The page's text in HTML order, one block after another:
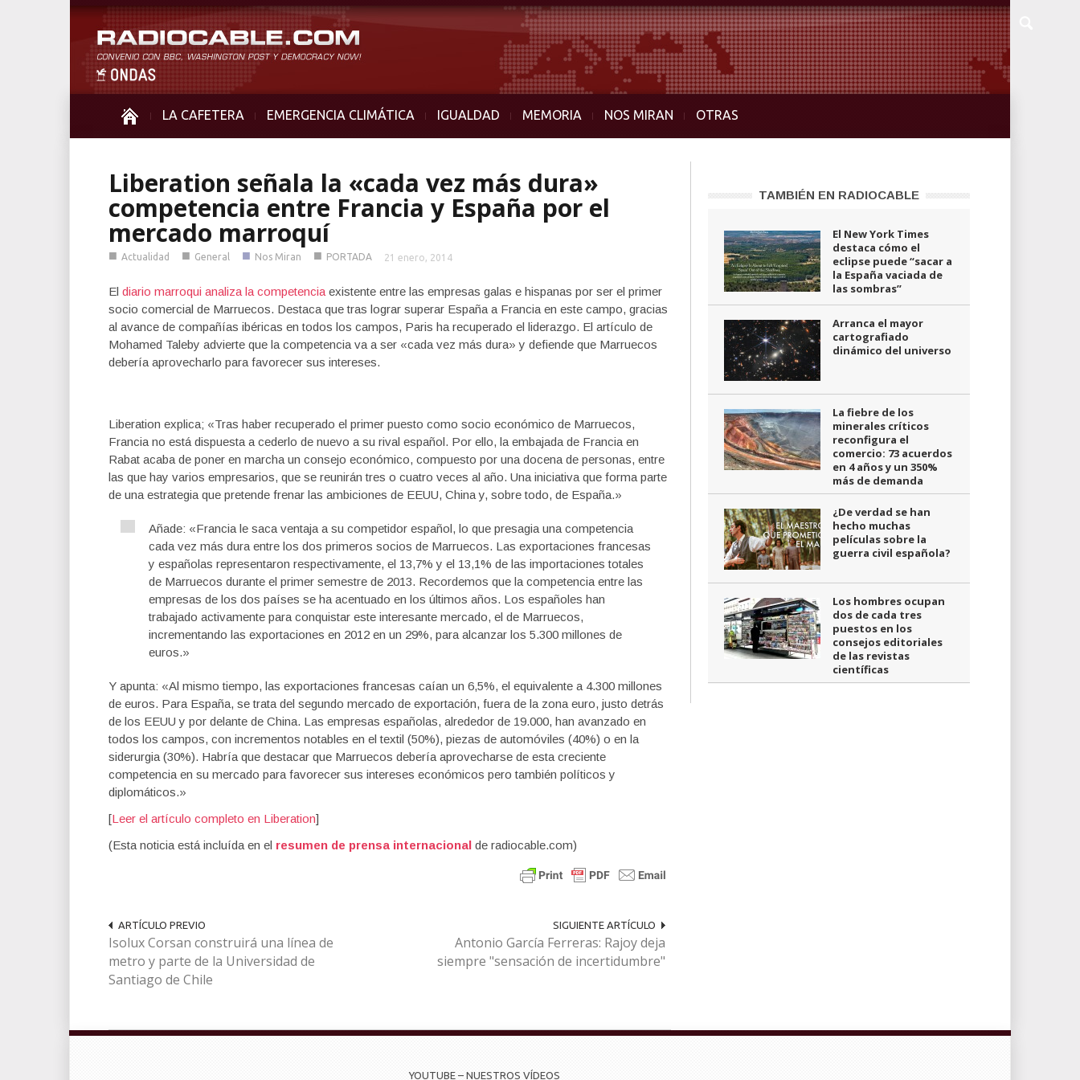
LA CAFETERA EMERGENCIA CLIMÁTICA IGUALDAD MEMORIA NOS MIRAN OTRAS
Liberation señala la «cada vez más dura»
competencia entre Francia y España por el
mercado marroquí
■ Actualidad ■ General ■ Nos Miran ■ PORTADA 21 enero, 2014
El diario marroqui analiza la competencia existente entre las empresas galas e hispanas por ser el primer
socio comercial de Marruecos. Destaca que tras lograr superar España a Francia en este campo, gracias
al avance de compañías ibéricas en todos los campos, Paris ha recuperado el liderazgo. El artículo de
Mohamed Taleby advierte que la competencia va a ser «cada vez más dura» y defiende que Marruecos
debería aprovecharlo para favorecer sus intereses.
Liberation explica; «Tras haber recuperado el primer puesto como socio económico de Marruecos,
Francia no está dispuesta a cederlo de nuevo a su rival español. Por ello, la embajada de Francia en
Rabat acaba de poner en marcha un consejo económico, compuesto por una docena de personas, entre
las que hay varios empresarios, que se reunirán tres o cuatro veces al año. Una iniciativa que forma parte
de una estrategia que pretende frenar las ambiciones de EEUU, China y, sobre todo, de España.»
Añade: «Francia le saca ventaja a su competidor español, lo que presagia una competencia
cada vez más dura entre los dos primeros socios de Marruecos. Las exportaciones francesas
y españolas representaron respectivamente, el 13,7% y el 13,1% de las importaciones totales
de Marruecos durante el primer semestre de 2013. Recordemos que la competencia entre las
empresas de los dos países se ha acentuado en los últimos años. Los españoles han
trabajado activamente para conquistar este interesante mercado, el de Marruecos,
incrementando las exportaciones en 2012 en un 29%, para alcanzar los 5.300 millones de
euros.»
Y apunta: «Al mismo tiempo, las exportaciones francesas caían un 6,5%, el equivalente a 4.300 millones
de euros. Para España, se trata del segundo mercado de exportación, fuera de la zona euro, justo detrás
de los EEUU y por delante de China. Las empresas españolas, alrededor de 19.000, han avanzado en
todos los campos, con incrementos notables en el textil (50%), piezas de automóviles (40%) o en la
siderurgia (30%). Habría que destacar que Marruecos debería aprovecharse de esta creciente
competencia en su mercado para favorecer sus intereses económicos pero también políticos y
diplomáticos.»
[Leer el artículo completo en Liberation]
(Esta noticia está incluída en el resumen de prensa internacional de radiocable.com)
ARTÍCULO PREVIO
Isolux Corsan construirá una línea de
metro y parte de la Universidad de
Santiago de Chile
SIGUIENTE ARTÍCULO
Antonio García Ferreras: Rajoy deja
siempre "sensación de incertidumbre"
TAMBIÉN EN RADIOCABLE
El New York Times
destaca cómo el
eclipse puede “sacar a
la España vaciada de
las sombras”
Arranca el mayor
cartografiado
dinámico del universo
La fiebre de los
minerales críticos
reconfigura el
comercio: 73 acuerdos
en 4 años y un 350%
más de demanda
¿De verdad se han
hecho muchas
películas sobre la
guerra civil española?
Los hombres ocupan
dos de cada tres
puestos en los
consejos editoriales
de las revistas
científicas
YOUTUBE – NUESTROS VÍDEOS